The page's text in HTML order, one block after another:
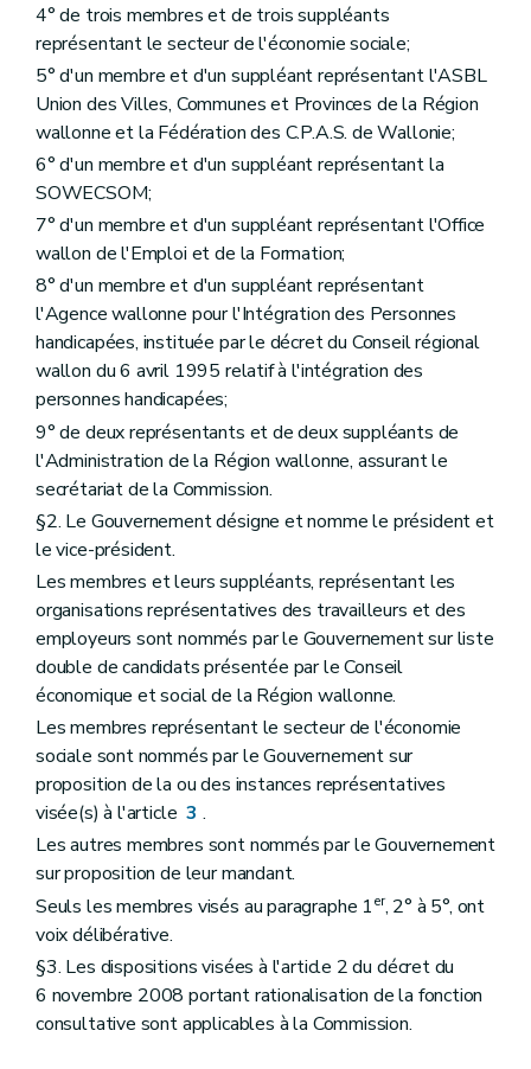
4° de trois membres et de trois suppléants
représentant le secteur de l'économie sociale;
5° d'un membre et d'un suppléant représentant l'ASBL
Union des Villes, Communes et Provinces de la Région
wallonne et la Fédération des C.P.A.S. de Wallonie;
6° d'un membre et d'un suppléant représentant la
SOWECSOM;
7° d'un membre et d'un suppléant représentant l'Office
wallon de l'Emploi et de la Formation;
8° d'un membre et d'un suppléant représentant
l'Agence wallonne pour l'Intégration des Personnes
handicapées, instituée par le décret du Conseil régional
wallon du 6 avril 1995 relatif à l'intégration des
personnes handicapées;
9° de deux représentants et de deux suppléants de
l'Administration de la Région wallonne, assurant le
secrétariat de la Commission.
§2. Le Gouvernement désigne et nomme le président et
le vice-président.
Les membres et leurs suppléants, représentant les
organisations représentatives des travailleurs et des
employeurs sont nommés par le Gouvernement sur liste
double de candidats présentée par le Conseil
économique et social de la Région wallonne.
Les membres représentant le secteur de l'économie
sociale sont nommés par le Gouvernement sur
proposition de la ou des instances représentatives
visée(s) à l'article3 .
Les autres membres sont nommés par le Gouvernement
sur proposition de leur mandant.
Seuls les membres visés au paragraphe 1er, 2° à 5°, ont
voix délibérative.
§3. Les dispositions visées à l'article 2 du décret du
6 novembre 2008 portant rationalisation de la fonction
consultative sont applicables à la Commission.